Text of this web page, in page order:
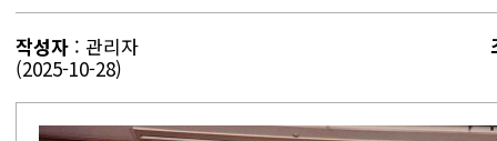
작성자 : 관리자
(2025-10-28)